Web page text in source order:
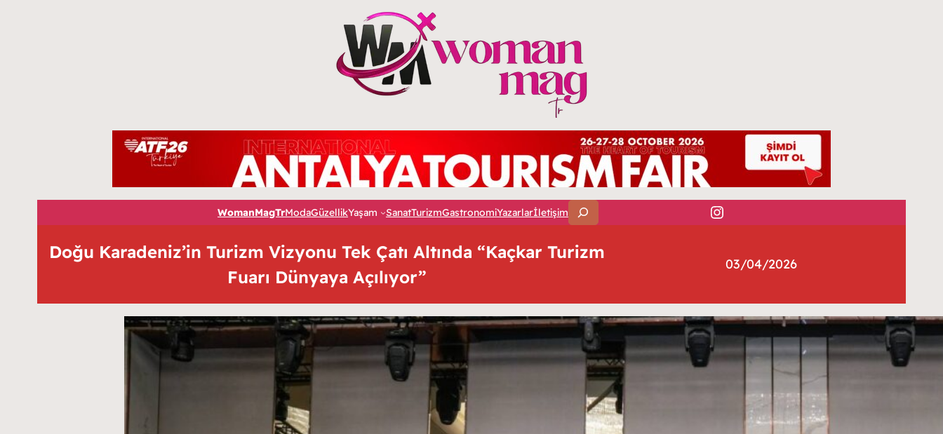
WomanMagTrModaGüzellikYaşam SanatTurizmGastronomiYazarlarİletişim
r
Instagram
Doğu Karadeniz’in Turizm Vizyonu Tek Çatı Altında “Kaçkar Turizm
Fuarı Dünyaya Açılıyor”
03/04/2026